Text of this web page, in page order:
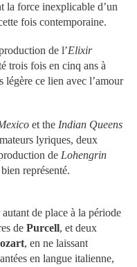
la force inexplicable d’un
fois contemporaine.
de l’Elixir
trois fois en cinq ans à
légère ce lien avec l’amour
et the Indian Queens
lyriques, deux
de Lohengrin
représenté.
de place à la période
de Purcell, et deux
, en ne laissant
en langue italienne,